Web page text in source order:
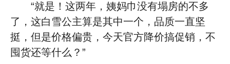
“就是！这两年，姨妈巾没有塌房的不多
了，这白雪公主算是其中一个，品质一直坚
挺，但是价格偏贵，今天官方降价搞促销，不
囤货还等什么？”